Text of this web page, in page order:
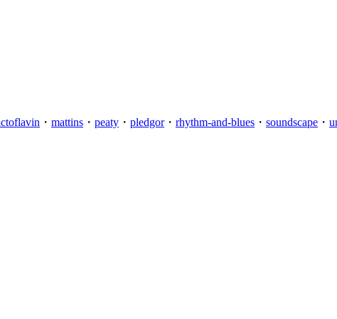
・ mattins ・ peaty ・ pledgor・ rhythm-and-blues ・ soundscape ・